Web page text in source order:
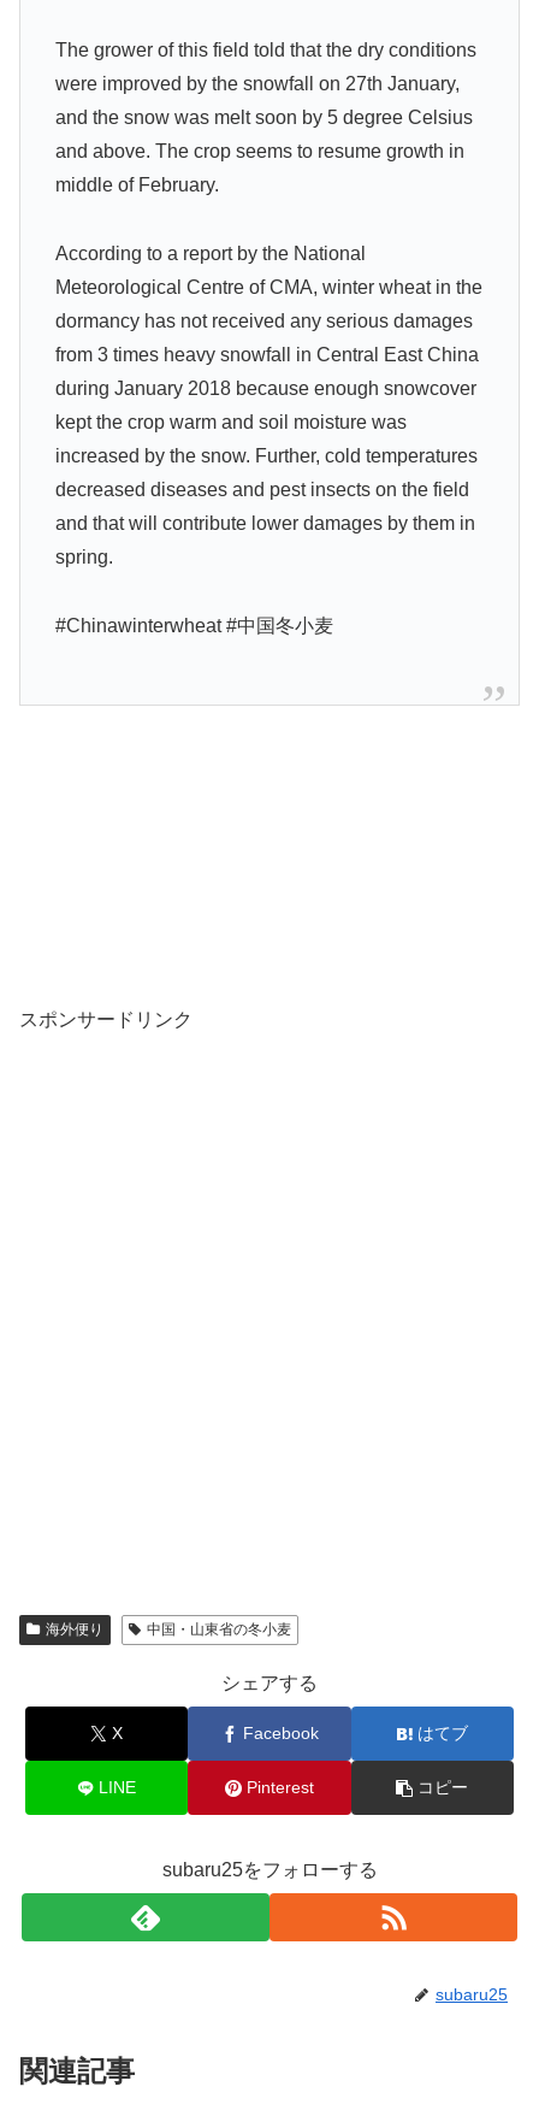
The grower of this field told that the dry conditions
were improved by the snowfall on 27th January,
and the snow was melt soon by 5 degree Celsius
and above. The crop seems to resume growth in
middle of February.
According to a report by the National
Meteorological Centre of CMA, winter wheat in the
dormancy has not received any serious damages
from 3 times heavy snowfall in Central East China
during January 2018 because enough snowcover
kept the crop warm and soil moisture was
increased by the snow. Further, cold temperatures
decreased diseases and pest insects on the field
and that will contribute lower damages by them in
spring.
#Chinawinterwheat #中国冬小麦
スポンサードリンク
海外便り 中国・山東省の冬小麦
シェアする
X Facebook はてブ
LINE Pinterest コピー
subaru25をフォローする
subaru25
関連記事